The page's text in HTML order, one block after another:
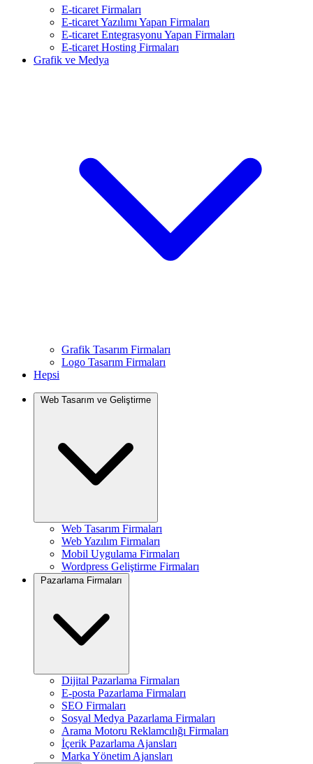
E-ticaret Firmaları
E-ticaret Yazılımı Yapan Firmaları
E-ticaret Entegrasyonu Yapan Firmaları
E-ticaret Hosting Firmaları
Grafik ve Medya
Grafik Tasarım Firmaları
Logo Tasarım Firmaları
Hepsi
Web Tasarım ve Geliştirme
Web Tasarım Firmaları
Web Yazılım Firmaları
Mobil Uygulama Firmaları
Wordpress Geliştirme Firmaları
Pazarlama Firmaları
Dijital Pazarlama Firmaları
E-posta Pazarlama Firmaları
SEO Firmaları
Sosyal Medya Pazarlama Firmaları
Arama Motoru Reklamcılığı Firmaları
İçerik Pazarlama Ajansları
Marka Yönetim Ajansları